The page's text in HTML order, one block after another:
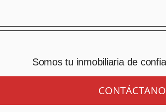
Somos tu inmobiliaria de